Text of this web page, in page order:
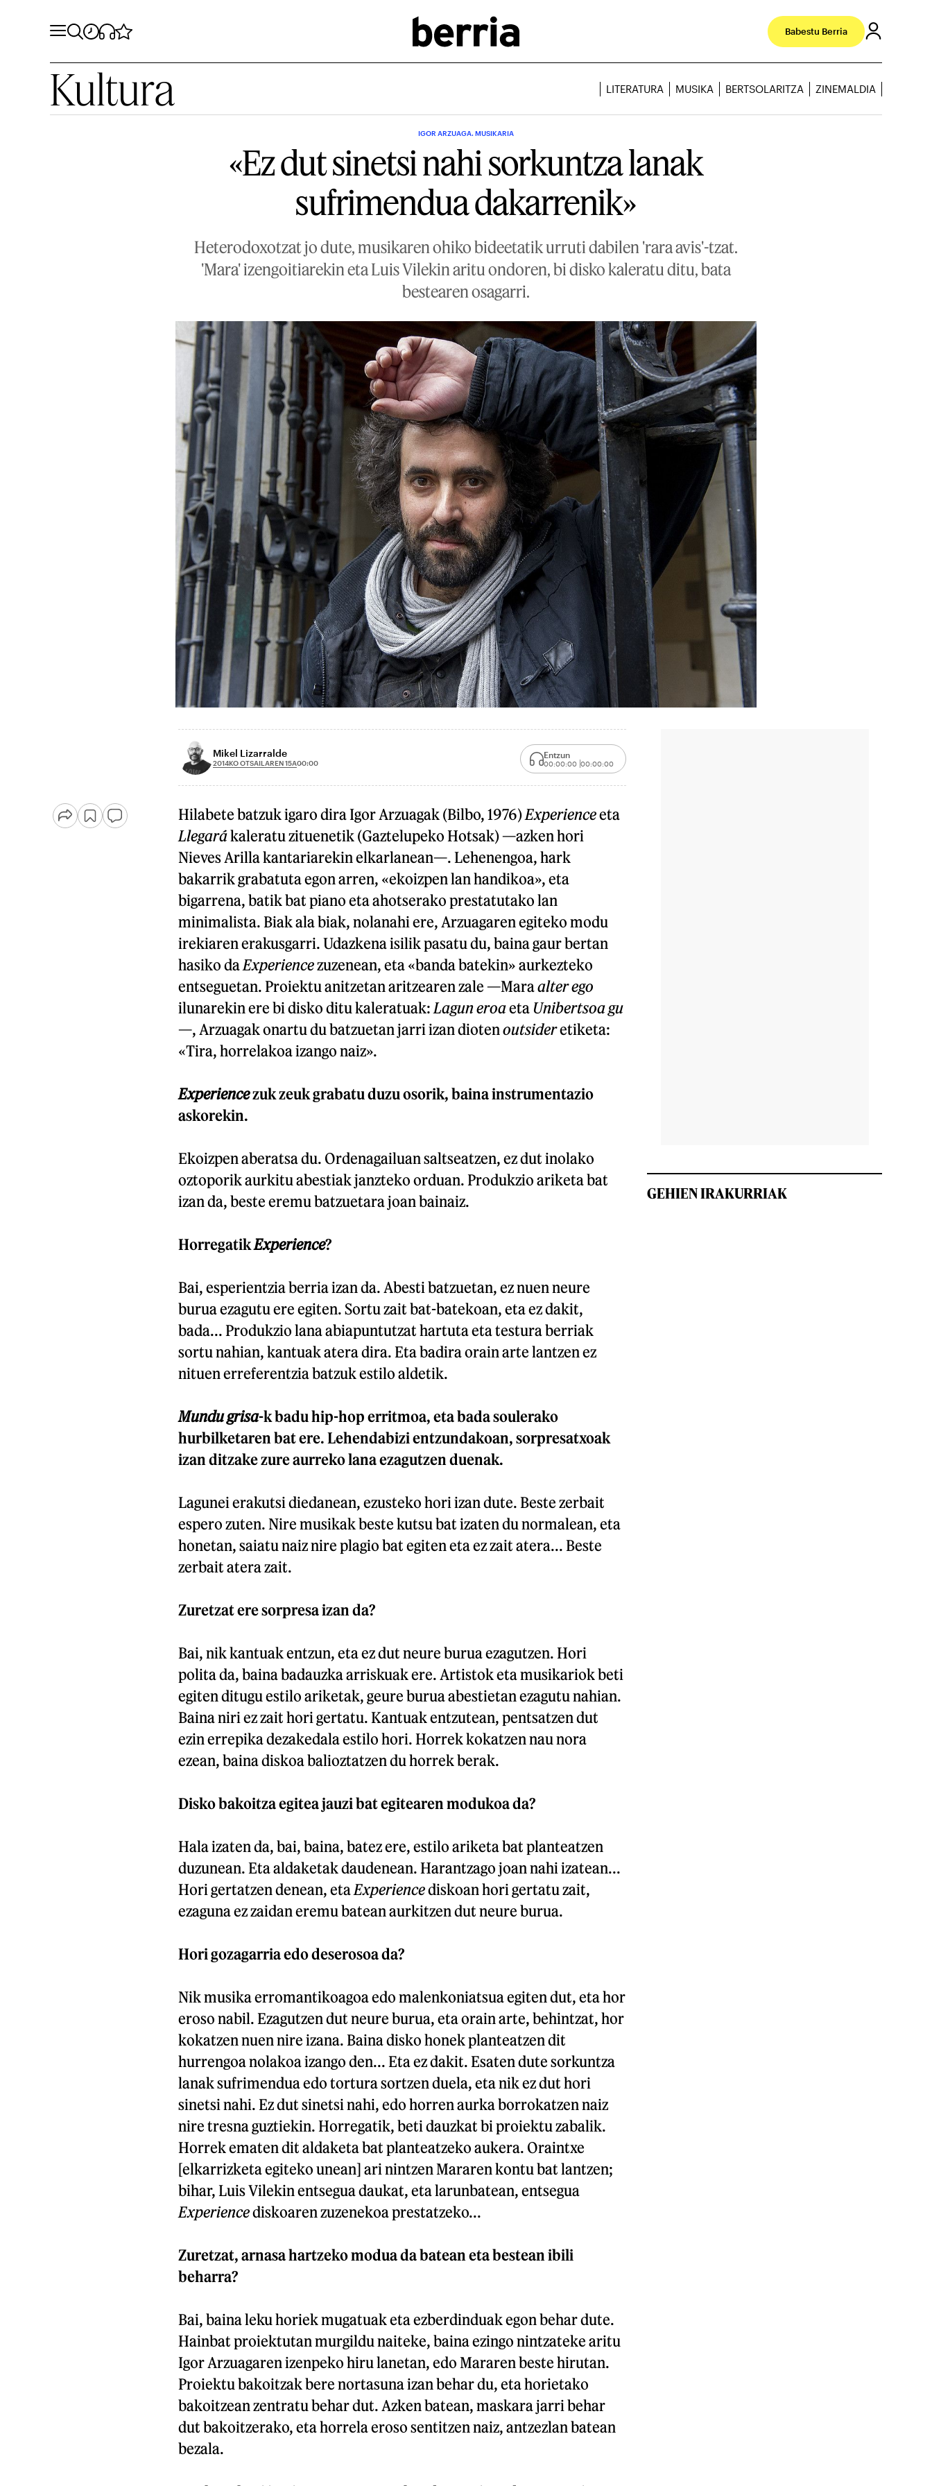
Babestu Berria
Kultura LITERATURA MUSIKA BERTSOLARITZA ZINEMALDIA
IGOR ARZUAGA. MUSIKARIA
«Ez dut sinetsi nahi sorkuntza lanak
sufrimendua dakarrenik»
Heterodoxotzat jo dute, musikaren ohiko bideetatik urruti dabilen 'rara avis'-tzat.
'Mara' izengoitiarekin eta Luis Vilekin aritu ondoren, bi disko kaleratu ditu, bata
bestearen osagarri.
Mikel Lizarralde
2014KO OTSAILAREN 15A00:00
Entzun
00:00:00 00:00:00
Hilabete batzuk igaro dira Igor Arzuagak (Bilbo, 1976) Experienceeta
Llegarákaleratu zituenetik (Gaztelupeko Hotsak) —azken hori
Nieves Arilla kantariarekin elkarlanean—. Lehenengoa, hark
bakarrik grabatuta egon arren, «ekoizpen lan handikoa», eta
bigarrena, batik bat piano eta ahotserako prestatutako lan
minimalista. Biak ala biak, nolanahi ere, Arzuagaren egiteko modu
irekiaren erakusgarri. Udazkena isilik pasatu du, baina gaur bertan
hasiko da Experiencezuzenean, eta «banda batekin» aurkezteko
entseguetan. Proiektu anitzetan aritzearen zale —Maraalter ego
ilunarekin ere bi disko ditu kaleratuak: Lagun eroaeta Unibertsoa gu
—, Arzuagak onartu du batzuetan jarri izan dioten outsideretiketa:
«Tira, horrelakoa izango naiz».
Experiencezuk zeuk grabatu duzu osorik, baina instrumentazio
askorekin.
Ekoizpen aberatsa du. Ordenagailuan saltseatzen, ez dut inolako
oztoporik aurkitu abestiak janzteko orduan. Produkzio ariketa bat
izan da, beste eremu batzuetara joan bainaiz.
HorregatikExperience?
Bai, esperientzia berria izan da. Abesti batzuetan, ez nuen neure
burua ezagutu ere egiten. Sortu zait bat-batekoan, eta ez dakit,
bada... Produkzio lana abiapuntutzat hartuta eta testura berriak
sortu nahian, kantuak atera dira. Eta badira orain arte lantzen ez
nituen erreferentzia batzuk estilo aldetik.
Mundu grisa-k badu hip-hop erritmoa, eta bada soulerako
hurbilketaren bat ere. Lehendabizi entzundakoan, sorpresatxoak
izan ditzake zure aurreko lana ezagutzen duenak.
Lagunei erakutsi diedanean, ezusteko hori izan dute. Beste zerbait
espero zuten. Nire musikak beste kutsu bat izaten du normalean, eta
honetan, saiatu naiz nire plagio bat egiten eta ez zait atera... Beste
zerbait atera zait.
Zuretzat ere sorpresa izan da?
Bai, nik kantuak entzun, eta ez dut neure burua ezagutzen. Hori
polita da, baina badauzka arriskuak ere. Artistok eta musikariok beti
egiten ditugu estilo ariketak, geure burua abestietan ezagutu nahian.
Baina niri ez zait hori gertatu. Kantuak entzutean, pentsatzen dut
ezin errepika dezakedala estilo hori. Horrek kokatzen nau nora
ezean, baina diskoa balioztatzen du horrek berak.
Disko bakoitza egitea jauzi bat egitearen modukoa da?
Hala izaten da, bai, baina, batez ere, estilo ariketa bat planteatzen
duzunean. Eta aldaketak daudenean. Harantzago joan nahi izatean...
Hori gertatzen denean, eta Experiencediskoan hori gertatu zait,
ezaguna ez zaidan eremu batean aurkitzen dut neure burua.
Hori gozagarria edo deserosoa da?
Nik musika erromantikoagoa edo malenkoniatsua egiten dut, eta hor
eroso nabil. Ezagutzen dut neure burua, eta orain arte, behintzat, hor
kokatzen nuen nire izana. Baina disko honek planteatzen dit
hurrengoa nolakoa izango den... Eta ez dakit. Esaten dute sorkuntza
lanak sufrimendua edo tortura sortzen duela, eta nik ez dut hori
sinetsi nahi. Ez dut sinetsi nahi, edo horren aurka borrokatzen naiz
nire tresna guztiekin. Horregatik, beti dauzkat bi proiektu zabalik.
Horrek ematen dit aldaketa bat planteatzeko aukera. Oraintxe
[elkarrizketa egiteko unean] ari nintzen Mararen kontu bat lantzen;
bihar, Luis Vilekin entsegua daukat, eta larunbatean, entsegua
Experiencediskoaren zuzenekoa prestatzeko...
Zuretzat, arnasa hartzeko modua da batean eta bestean ibili
beharra?
Bai, baina leku horiek mugatuak eta ezberdinduak egon behar dute.
Hainbat proiektutan murgildu naiteke, baina ezingo nintzateke aritu
Igor Arzuagaren izenpeko hiru lanetan, edo Mararen beste hirutan.
Proiektu bakoitzak bere nortasuna izan behar du, eta horietako
bakoitzean zentratu behar dut. Azken batean, maskara jarri behar
dut bakoitzerako, eta horrela eroso sentitzen naiz, antzezlan batean
bezala.
GEHIEN IRAKURRIAK